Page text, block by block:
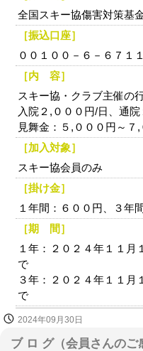
全国スキー協傷害対策基
［振込口座］
００１００－６－６７１
［内 容］
スキー協・クラブ主催の
入院２,０００円/日、通
見舞金：５,０００円～７
［加入対象］
スキー協会員のみ
［掛け金］
１年間：６００円、３年
［期 間］
１年：２０２４年１１月
で
３年：２０２４年１１月
で
2024年09月30日
ブ ロ グ（会員さんの